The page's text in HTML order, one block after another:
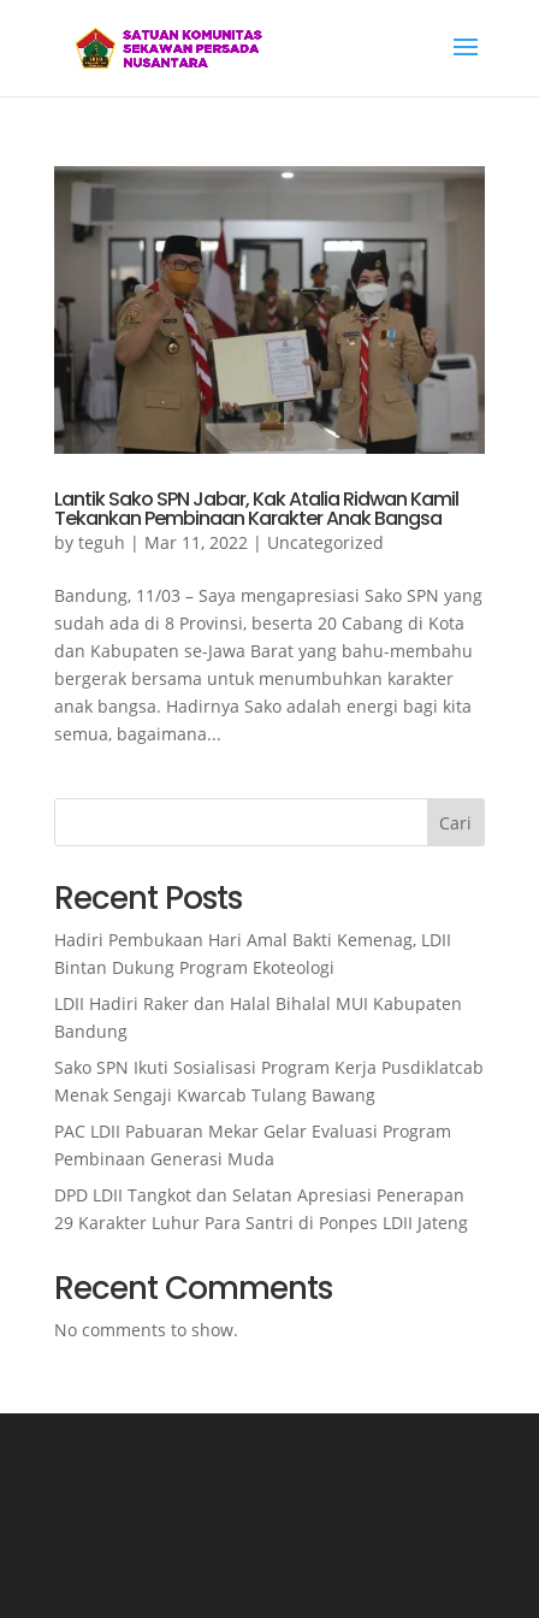
Lantik Sako SPN Jabar, Kak Atalia Ridwan Kamil
Tekankan Pembinaan Karakter Anak Bangsa
by teguh | Mar 11, 2022| Uncategorized
Bandung, 11/03 – Saya mengapresiasi Sako SPN yang
sudah ada di 8 Provinsi, beserta 20 Cabang di Kota
dan Kabupaten se-Jawa Barat yang bahu-membahu
bergerak bersama untuk menumbuhkan karakter
anak bangsa. Hadirnya Sako adalah energi bagi kita
semua, bagaimana...
Cari
Recent Posts
Hadiri Pembukaan Hari Amal Bakti Kemenag, LDII
Bintan Dukung Program Ekoteologi
LDII Hadiri Raker dan Halal Bihalal MUI Kabupaten
Bandung
Sako SPN Ikuti Sosialisasi Program Kerja Pusdiklatcab
Menak Sengaji Kwarcab Tulang Bawang
PAC LDII Pabuaran Mekar Gelar Evaluasi Program
Pembinaan Generasi Muda
DPD LDII Tangkot dan Selatan Apresiasi Penerapan
29 Karakter Luhur Para Santri di Ponpes LDII Jateng
Recent Comments
No comments to show.